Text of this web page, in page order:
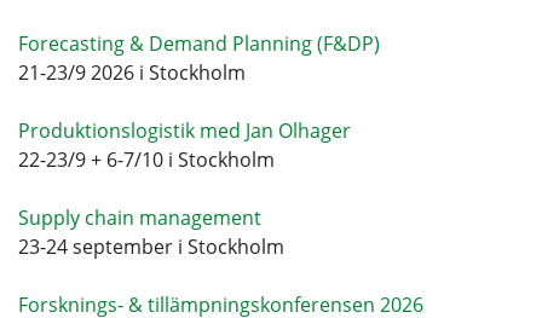
Forecasting & Demand Planning (F&DP)
21-23/9 2026 i Stockholm
Produktionslogistik med Jan Olhager
22-23/9 + 6-7/10 i Stockholm
Supply chain management
23-24 september i Stockholm
Forsknings- & tillämpningskonferensen 2026